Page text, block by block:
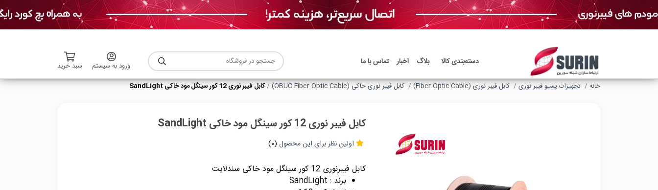
دسته‌بندی‌ کالا بلاگ اخبار تماس با ما ورود به سیستم
سبد خرید
خانه
تجهیزات پسیو فیبر نوری کابل فیبر نوری (Fiber Optic Cable) کابل فیبر نوری خاکی (OBUC Fiber Optic Cable) کابل فيبر نوری 12 کور سينگل مود خاکی SandLight
کابل فيبر نوری 12 کور سينگل مود خاکی SandLight
اولین نظر برای این محصول (0)
کابل فيبرنوری 12 کور سينگل مود خاکی سندلایت
برند : SandLight